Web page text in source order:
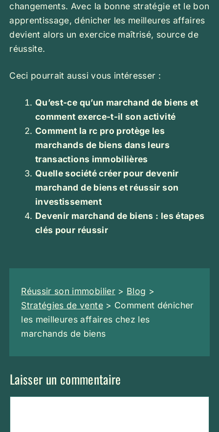
changements. Avec la bonne stratégie et le bon
apprentissage, dénicher les meilleures affaires
devient alors un exercice maîtrisé, source de
réussite.
Ceci pourrait aussi vous intéresser :
Qu’est-ce qu’un marchand de biens et
comment exerce-t-il son activité
Comment la rc pro protège les
marchands de biens dans leurs
transactions immobilières
Quelle société créer pour devenir
marchand de biens et réussir son
investissement
Devenir marchand de biens : les étapes
clés pour réussir
Réussir son immobilier> Blog >
Stratégies de vente> Comment dénicher
les meilleures affaires chez les
marchands de biens
Laisser un commentaire